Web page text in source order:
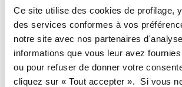
Ce site utilise des cookies de profilage,
des services conformes à vos
notre site avec nos partenaires
informations que vous leur avez
ou pour refuser de donner votre
cliquez sur « Tout accepter ». Si vous